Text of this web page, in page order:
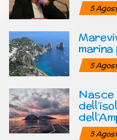
5
5
Nasce
5